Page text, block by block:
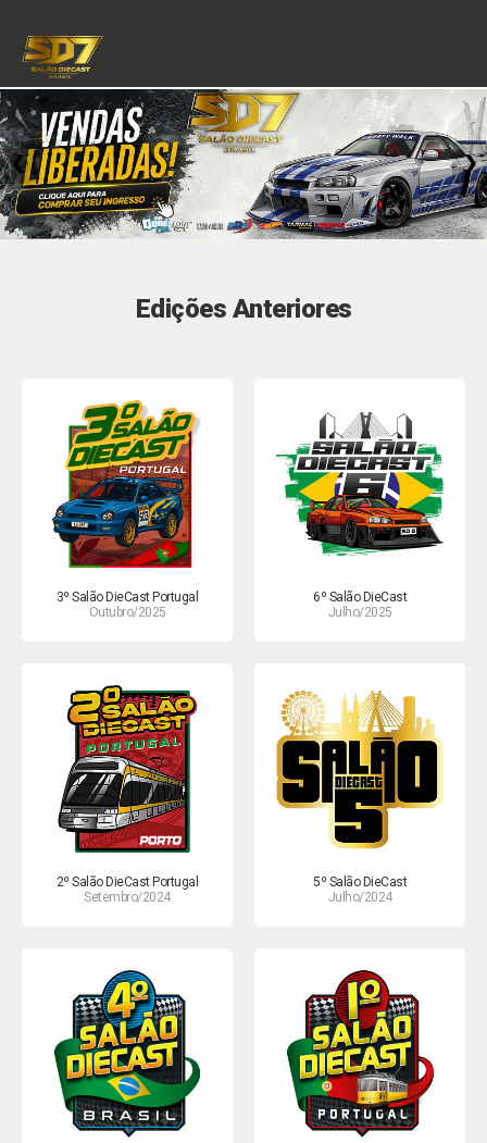
❮ ❯
Edições Anteriores
3º Salão DieCast Portugal
Outubro/2025
6º Salão DieCast
Julho/2025
2º Salão DieCast Portugal
Setembro/2024
5º Salão DieCast
Julho/2024